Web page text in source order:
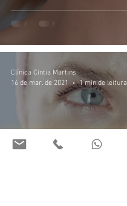
Clínica Cíntia Martins
16 de mar. de 2021
1 min de leitura